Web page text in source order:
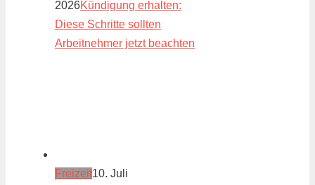
2026Kündigung erhalten:
Diese Schritte sollten
Arbeitnehmer jetzt beachten
Freizeit10. Juli